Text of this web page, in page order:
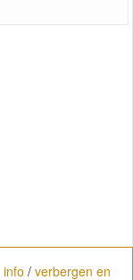
info / verbergen en